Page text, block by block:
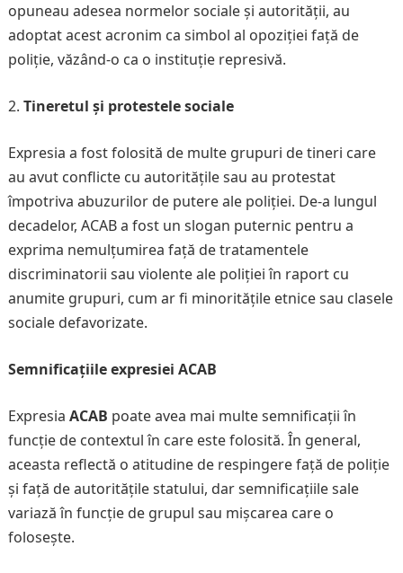
opuneau adesea normelor sociale și autorității, au
adoptat acest acronim ca simbol al opoziției față de
poliție, văzând-o ca o instituție represivă.
Tineretul și protestele sociale
Expresia a fost folosită de multe grupuri de tineri care
au avut conflicte cu autoritățile sau au protestat
împotriva abuzurilor de putere ale poliției. De-a lungul
decadelor, ACAB a fost un slogan puternic pentru a
exprima nemulțumirea față de tratamentele
discriminatorii sau violente ale poliției în raport cu
anumite grupuri, cum ar fi minoritățile etnice sau clasele
sociale defavorizate.
Semnificațiile expresiei ACAB
Expresia ACAB poate avea mai multe semnificații în
funcție de contextul în care este folosită. În general,
aceasta reflectă o atitudine de respingere față de poliție
și față de autoritățile statului, dar semnificațiile sale
variază în funcție de grupul sau mișcarea care o
folosește.